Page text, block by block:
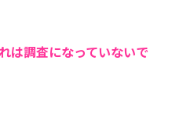
は調査になっていないで